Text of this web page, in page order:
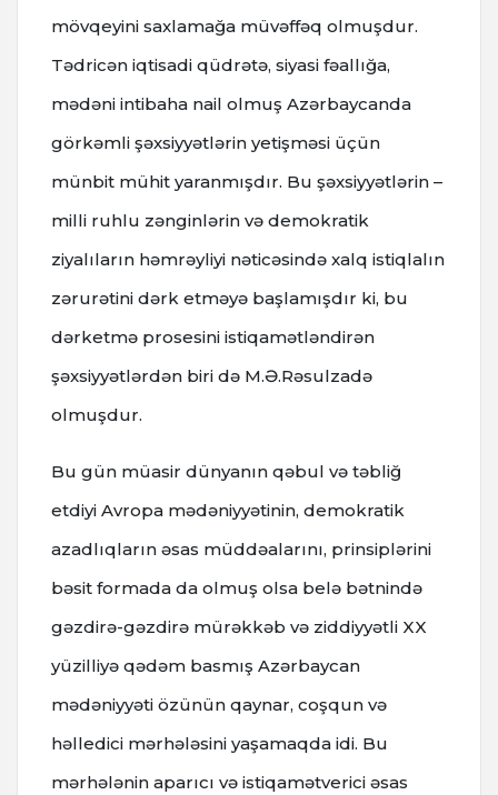
mövqeyini saxlamağa müvəffəq olmuşdur.
Tədricən iqtisadi qüdrətə, siyasi fəallığa,
mədəni intibaha nail olmuş Azərbaycanda
görkəmli şəxsiyyətlərin yetişməsi üçün
münbit mühit yaranmışdır. Bu şəxsiyyətlərin –
milli ruhlu zənginlərin və demokratik
ziyalıların həmrəyliyi nəticəsində xalq istiqlalın
zərurətini dərk etməyə başlamışdır ki, bu
dərketmə prosesini istiqamətləndirən
şəxsiyyətlərdən biri də M.Ə.Rəsulzadə
olmuşdur.
Bu gün müasir dünyanın qəbul və təbliğ
etdiyi Avropa mədəniyyətinin, demokratik
azadlıqların əsas müddəalarını, prinsiplərini
bəsit formada da olmuş olsa belə bətnində
gəzdirə-gəzdirə mürəkkəb və ziddiyyətli XX
yüzilliyə qədəm basmış Azərbaycan
mədəniyyəti özünün qaynar, coşqun və
həlledici mərhələsini yaşamaqda idi. Bu
mərhələnin aparıcı və istiqamətverici əsas